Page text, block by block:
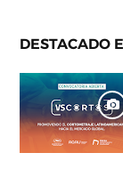
DESTACADO